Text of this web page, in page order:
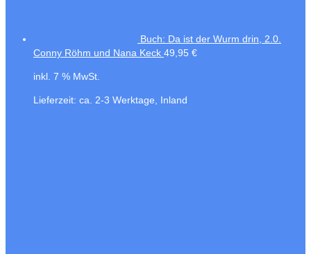
Buch: Da ist der Wurm drin, 2.0.
Conny Röhm und Nana Keck 49,95 €
inkl. 7 % MwSt.
Lieferzeit: ca. 2-3 Werktage, Inland